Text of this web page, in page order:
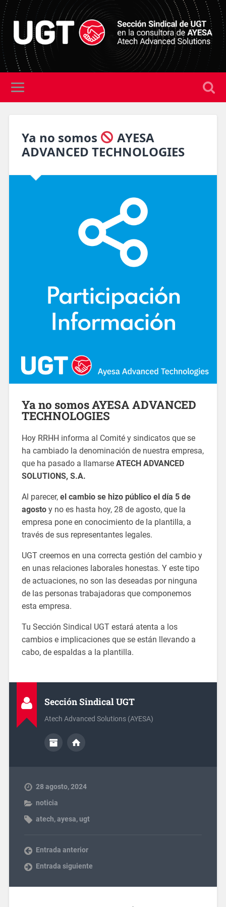
Ya no somos
AYESA
ADVANCED TECHNOLOGIES
Ya no somos AYESA ADVANCED
TECHNOLOGIES
Hoy RRHH informa al Comité y sindicatos que se
ha cambiado la denominación de nuestra empresa,
que ha pasado a llamarse ATECH ADVANCED
SOLUTIONS, S.A.
Al parecer, el cambio se hizo público el día 5 de
agostoy no es hasta hoy, 28 de agosto, que la
empresa pone en conocimiento de la plantilla, a
través de sus representantes legales.
UGT creemos en una correcta gestión del cambio y
en unas relaciones laborales honestas. Y este tipo
de actuaciones, no son las deseadas por ninguna
de las personas trabajadoras que componemos
esta empresa.
Tu Sección Sindical UGT estará atenta a los
cambios e implicaciones que se están llevando a
cabo, de espaldas a la plantilla.
Sección Sindical UGT
Atech Advanced Solutions (AYESA)
28 agosto, 2024
noticia
atech,ayesa,ugt
Entrada anterior
Entrada siguiente